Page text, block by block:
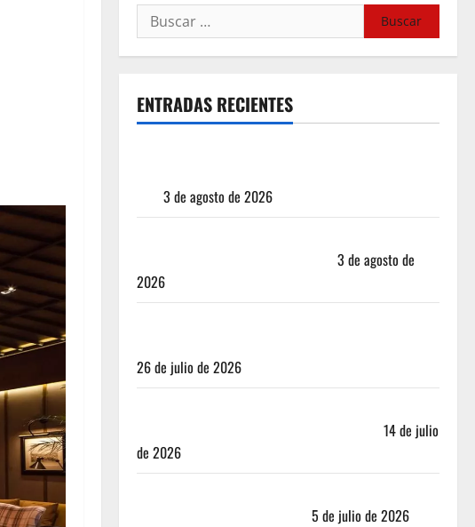
ENTRADAS RECIENTES
3 de agosto de 2026
3 de agosto de
2026
26 de julio de 2026
14 de julio
de 2026
5 de julio de 2026